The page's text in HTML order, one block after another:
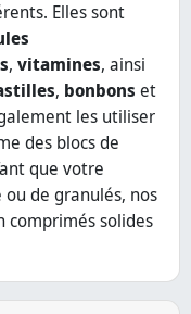
Elles sont
, vitamines, ainsi
, bonbons et
les utiliser
des blocs de
que votre
de granulés, nos
comprimés solides